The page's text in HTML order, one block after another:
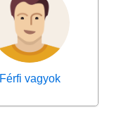
Férfi vagyok